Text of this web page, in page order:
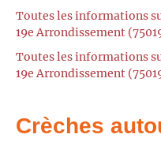
Toutes les informations
19e Arrondissement
Toutes les informations
19e Arrondissement
Crèches